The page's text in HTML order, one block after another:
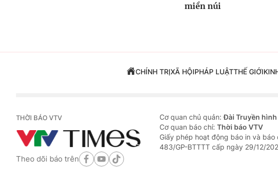
miền núi
CHÍNH TRỊXÃ HỘIPHÁP LUẬTTHẾ GIỚI
THỜI BÁO VTV
Theo dõi báo trên
Cơ quan chủ quản:Đài Truyền hình
Cơ quan báo chí: Thời báo VTV
Giấy phép hoạt động báo in và báo
483/GP-BTTTT cấp ngày 29/12/